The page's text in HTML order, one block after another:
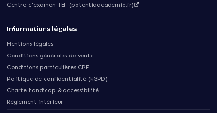
Centre d'examen TEF (potentiaacademie.fr)
Informations légales
Mentions légales
Conditions générales de vente
Conditions particulières CPF
Politique de confidentialité (RGPD)
Charte handicap & accessibilité
Règlement intérieur